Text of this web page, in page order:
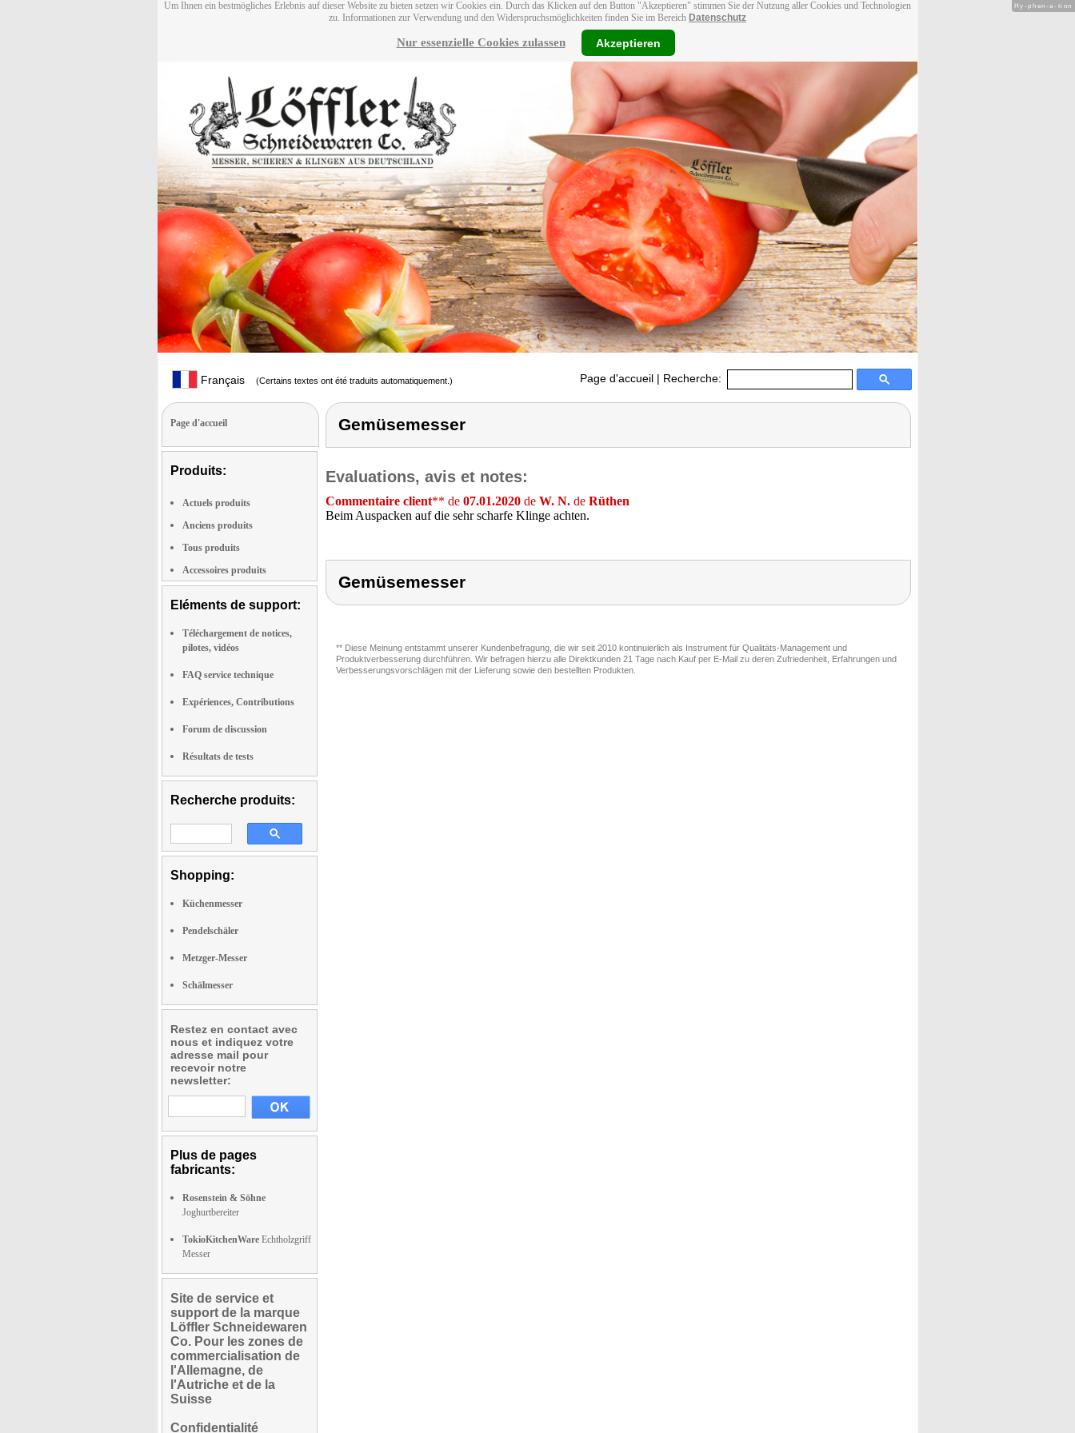
Um Ihnen ein bestmögliches Erlebnis auf dieser Website zu bieten setzen wir Cookies ein. Durch das Klicken auf den Button "Akzeptieren" stimmen Sie der Nutzung aller Cookies und Technologien
zu. Informationen zur Verwendung und den Widerspruchsmöglichkeiten finden Sie im Bereich Datenschutz
Nur essenzielle Cookies zulassen Akzeptieren
Français (Certains textes ont été traduits automatiquement.) Page d'accueil | Recherche:
Page d'accueil
Produits:
Actuels produits
Anciens produits
Tous produits
Accessoires produits
Eléments de support:
Téléchargement de notices,
pilotes, vidéos
FAQ service technique
Expériences, Contributions
Forum de discussion
Résultats de tests
Recherche produits:
Shopping:
Küchenmesser
Pendelschäler
Metzger-Messer
Schälmesser
Restez en contact avec
nous et indiquez votre
adresse mail pour
recevoir notre
newsletter:
Plus de pages
fabricants:
Rosenstein & Söhne
Joghurtbereiter
TokioKitchenWare Echtholzgriff
Messer
Site de service et
support de la marque
Löffler Schneidewaren
Co. Pour les zones de
commercialisation de
l'Allemagne, de
l'Autriche et de la
Suisse
Confidentialité
Gemüsemesser
Evaluations, avis et notes:
Commentaire client** de 07.01.2020 de W. N. de Rüthen
Beim Auspacken auf die sehr scharfe Klinge achten.
Gemüsemesser
** Diese Meinung entstammt unserer Kundenbefragung, die wir seit 2010 kontinuierlich als Instrument für Qualitäts-Management und
Produktverbesserung durchführen. Wir befragen hierzu alle Direktkunden 21 Tage nach Kauf per E-Mail zu deren Zufriedenheit, Erfahrungen und
Verbesserungsvorschlägen mit der Lieferung sowie den bestellten Produkten.
Hy-phen-a-tion